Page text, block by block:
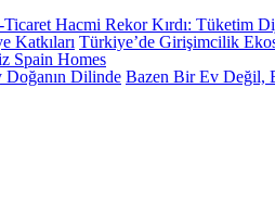
Ticaret Hacmi Rekor Kırdı: Tüketim
Türkiye’de Girişimcilik
Spain Homes
Bazen Bir Ev Değil,